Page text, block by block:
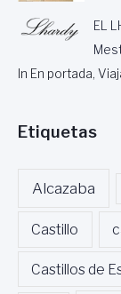
EL
In En portada,
Etiquetas
Alcazaba
Castillo
Castillos de